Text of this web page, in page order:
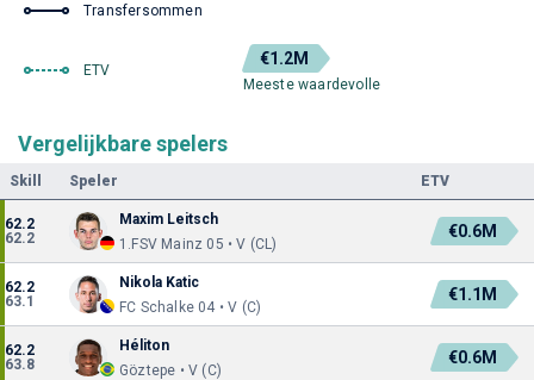
Transfersommen
ETV
€1.2M
Meeste waardevolle
Vergelijkbare spelers
Skill Speler ETV
62.2
62.2
Maxim Leitsch
1.FSV Mainz 05 • V (CL)
€0.6M
62.2
63.1
Nikola Katic
FC Schalke 04 • V (C)
€1.1M
62.2
63.8
Héliton
Göztepe • V (C)
€0.6M